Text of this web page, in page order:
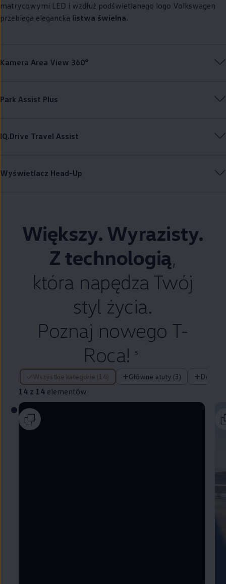
matrycowymi LED i wzdłuż podświetlanego logo Volkswagen
przebiega elegancka listwa świelna.
Kamera Area View 360°
Park Assist Plus
IQ.Drive Travel Assist
Wyświetlacz Head-Up
Większy. Wyrazisty.
Z technologią,
która napędza Twój
styl życia.
Poznaj nowego T-
Roca!
5
Wszystkie kategorie (14) Główne atuty (3) Design
14 z 14 elementów
14 z 14 elementów